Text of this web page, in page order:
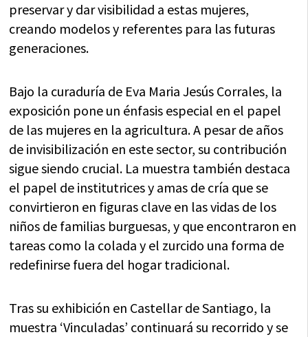
preservar y dar visibilidad a estas mujeres,
creando modelos y referentes para las futuras
generaciones.
Bajo la curaduría de Eva Maria Jesús Corrales, la
exposición pone un énfasis especial en el papel
de las mujeres en la agricultura. A pesar de años
de invisibilización en este sector, su contribución
sigue siendo crucial. La muestra también destaca
el papel de institutrices y amas de cría que se
convirtieron en figuras clave en las vidas de los
niños de familias burguesas, y que encontraron en
tareas como la colada y el zurcido una forma de
redefinirse fuera del hogar tradicional.
Tras su exhibición en Castellar de Santiago, la
muestra ‘Vinculadas’ continuará su recorrido y se